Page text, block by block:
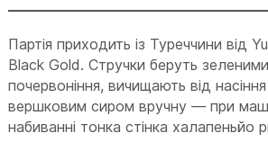
Партія приходить із Туреччини від
Black Gold. Стручки беруть
почервоніння, вичищають від
вершковим сиром вручну — при
набиванні тонка стінка халапеньйо